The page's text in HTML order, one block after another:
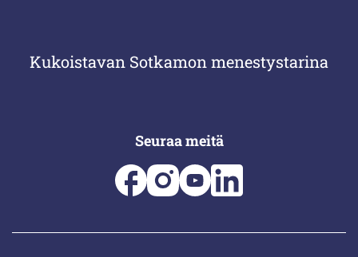
Kukoistavan Sotkamon menestystarina
Seuraa meitä